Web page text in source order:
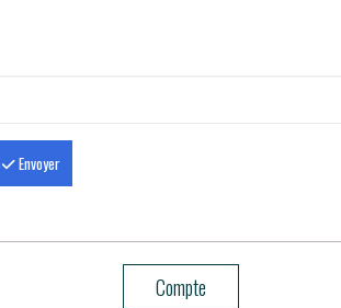
Envoyer
Compte